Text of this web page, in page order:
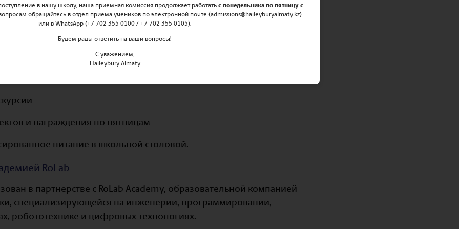
или изобразительное искусство
и награждения по пятницам
питание в школьной столовой.
RoLab
в партнерстве с RoLab Academy, образовательной компанией
специализирующейся на инженерии, программировании,
робототехнике и цифровых технологиях.
в нашу школу, наша приёмная комиссия продолжает работать с понедельника по пятницу с
обращайтесь в отдел приема учеников по электронной почте (admissions@haileyburyalmaty. kz)
или в WhatsApp (+7 702 355 0100 / +7 702 355 0105).
Будем рады ответить на ваши вопросы!
С уважением,
Haileybury Almaty